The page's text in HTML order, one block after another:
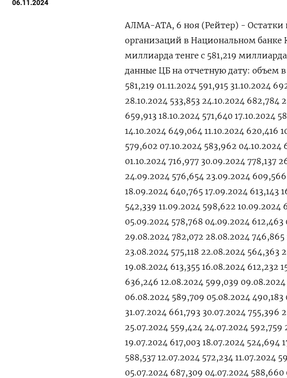
06.11.2024
АЛМА-АТА, 6 ноя (Рейтер) - Остатки
организаций в Национальном банке
миллиарда тенге с 581,219
данные ЦБ на отчетную дату: объем в
581,219 01.11.2024 591,915 31.10.2024
28.10.2024 533,853 24.10.2024 682,784
659,913 18.10.2024 571,640 17.10.2024
14.10.2024 649,064 11.10.2024 620,416
579,602 07.10.2024 583,962 04.10.2024
01.10.2024 716,977 30.09.2024 778,137
24.09.2024 576,654 23.09.2024
18.09.2024 640,765 17.09.2024 613,143
542,339 11.09.2024 598,622
05.09.2024 578,768 04.09.2024
29.08.2024 782,072 28.08.2024
23.08.2024 575,118 22.08.2024 564,363
19.08.2024 613,355 16.08.2024 612,232
636,246 12.08.2024 599,039
06.08.2024 589,709 05.08.2024
31.07.2024 661,793 30.07.2024 755,396
25.07.2024 559,424 24.07.2024
19.07.2024 617,003 18.07.2024 524,694
588,537 12.07.2024 572,234 11.07.2024
05.07.2024 687,309 04.07.2024